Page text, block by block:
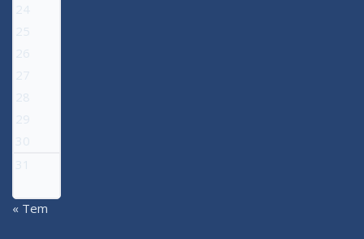
24
25
26
27
28
29
30
31
« Tem